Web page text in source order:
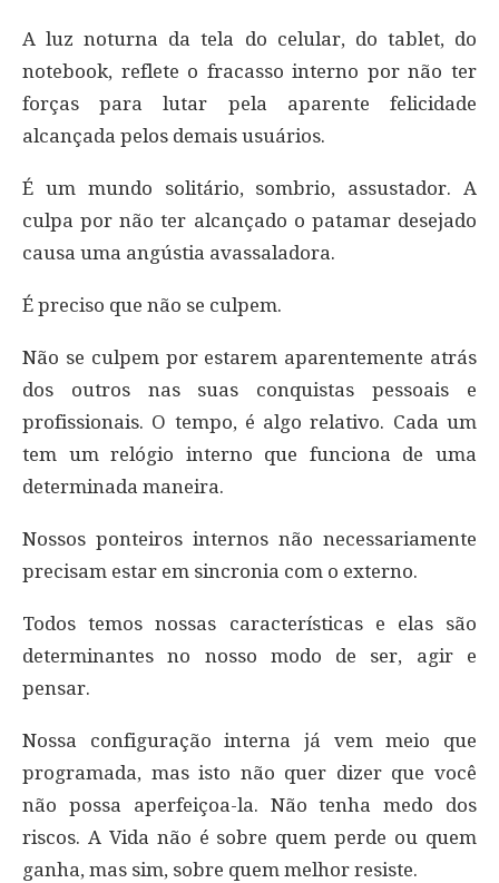
A luz noturna da tela do celular, do tablet, do
notebook, reflete o fracasso interno por não ter
forças para lutar pela aparente felicidade
alcançada pelos demais usuários.
É um mundo solitário, sombrio, assustador. A
culpa por não ter alcançado o patamar desejado
causa uma angústia avassaladora.
É preciso que não se culpem.
Não se culpem por estarem aparentemente atrás
dos outros nas suas conquistas pessoais e
profissionais. O tempo, é algo relativo. Cada um
tem um relógio interno que funciona de uma
determinada maneira.
Nossos ponteiros internos não necessariamente
precisam estar em sincronia com o externo.
Todos temos nossas características e elas são
determinantes no nosso modo de ser, agir e
pensar.
Nossa configuração interna já vem meio que
programada, mas isto não quer dizer que você
não possa aperfeiçoa-la. Não tenha medo dos
riscos. A Vida não é sobre quem perde ou quem
ganha, mas sim, sobre quem melhor resiste.